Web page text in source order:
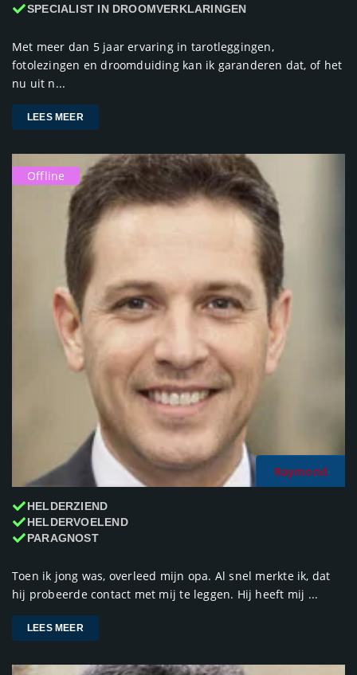
SPECIALIST IN DROOMVERKLARINGEN
Met meer dan 5 jaar ervaring in tarotleggingen,
fotolezingen en droomduiding kan ik garanderen dat, of het
nu uit n...
LEES MEER
Offline
Raymond
HELDERZIEND
HELDERVOELEND
PARAGNOST
Toen ik jong was, overleed mijn opa. Al snel merkte ik, dat
hij probeerde contact met mij te leggen. Hij heeft mij ...
LEES MEER